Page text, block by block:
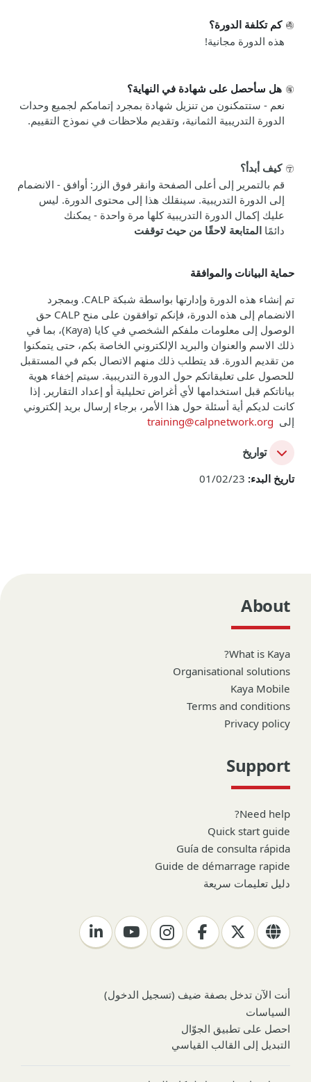
كم تكلفة الدورة؟
هذه الدورة مجانية!
هل سأحصل على شهادة في النهاية؟
نعم - ستتمكنون من تنزيل شهادة بمجرد إتمامكم لجميع وحدات
الدورة التدريبية الثمانية، وتقديم ملاحظات في نموذج التقييم.
كيف أبدأ؟
قم بالتمرير إلى أعلى الصفحة وانقر فوق الزر: أوافق - الانضمام
إلى الدورة التدريبية. سينقلك هذا إلى محتوى الدورة. ليس
عليك إكمال الدورة التدريبية كلها مرة واحدة - يمكنك
دائمًا المتابعة لاحقًا من حيث توقفت
حماية البيانات والموافقة
تم إنشاء هذه الدورة وإدارتها بواسطة شبكة CALP. وبمجرد
الانضمام إلى هذه الدورة، فإنكم توافقون على منح CALP حق
الوصول إلى معلومات ملفكم الشخصي في كايا (Kaya)، بما في
ذلك الاسم والعنوان والبريد الإلكتروني الخاصة بكم، حتى يتمكنوا
من تقديم الدورة. قد يتطلب ذلك منهم الاتصال بكم في المستقبل
للحصول على تعليقاتكم حول الدورة التدريبية. سيتم إخفاء هوية
بياناتكم قبل استخدامها لأي أغراض تحليلية أو إعداد التقارير. إذا
كانت لديكم أية أسئلة حول هذا الأمر، برجاء إرسال بريد إلكتروني
إلى training@calpnetwork.org
تواريخ
تاريخ البدء:
About
What is Kaya?
Organisational solutions
Kaya Mobile
Terms and conditions
Privacy policy
Support
Need help?
Quick start guide
Guía de consulta rápida
Guide de démarrage rapide
دليل تعليمات سريعة
أنت الآن تدخل بصفة ضيف (تسجيل الدخول)
السياسات
احصل على تطبيق الجوّال
التبديل إلى القالب القياسي